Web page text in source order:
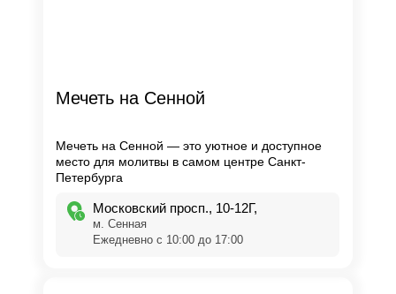
Мечеть на Сенной
Мечеть на Сенной — это уютное и доступное
место для молитвы в самом центре Санкт-
Петербурга
Московский просп., 10-12Г,
м. Сенная
Ежедневно с 10:00 до 17:00